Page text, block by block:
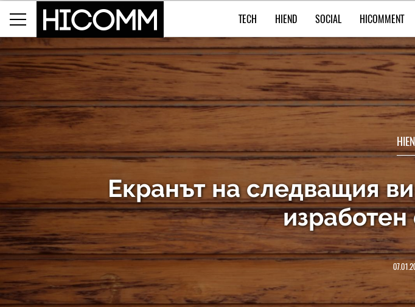
TECH HIEND SOCIAL HICOMMENT
Екранът на следващия
изработен